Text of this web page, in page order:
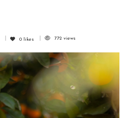
0 likes 772 views